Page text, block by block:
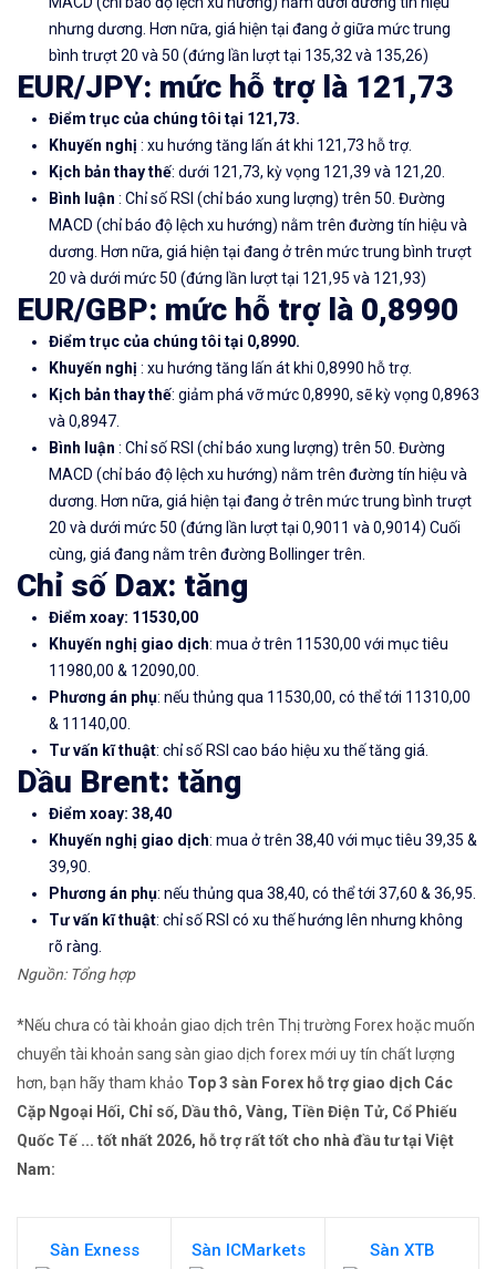
nhưng dương. Hơn nữa, giá hiện tại đang ở giữa mức trung
bình trượt 20 và 50 (đứng lần lượt tại 135,32 và 135,26)
EUR/JPY: mức hỗ trợ là 121,73
Điểm trục của chúng tôi tại 121,73.
Khuyến nghị : xu hướng tăng lấn át khi 121,73 hỗ trợ.
Kịch bản thay thế: dưới 121,73, kỳ vọng 121,39 và 121,20.
Bình luận : Chỉ số RSI (chỉ báo xung lượng) trên 50. Đường
MACD (chỉ báo độ lệch xu hướng) nằm trên đường tín hiệu và
dương. Hơn nữa, giá hiện tại đang ở trên mức trung bình trượt
20 và dưới mức 50 (đứng lần lượt tại 121,95 và 121,93)
EUR/GBP: mức hỗ trợ là 0,8990
Điểm trục của chúng tôi tại 0,8990.
Khuyến nghị : xu hướng tăng lấn át khi 0,8990 hỗ trợ.
Kịch bản thay thế: giảm phá vỡ mức 0,8990, sẽ kỳ vọng 0,8963
và 0,8947.
Bình luận : Chỉ số RSI (chỉ báo xung lượng) trên 50. Đường
MACD (chỉ báo độ lệch xu hướng) nằm trên đường tín hiệu và
dương. Hơn nữa, giá hiện tại đang ở trên mức trung bình trượt
20 và dưới mức 50 (đứng lần lượt tại 0,9011 và 0,9014) Cuối
cùng, giá đang nằm trên đường Bollinger trên.
Chỉ số Dax: tăng
Điểm xoay: 11530,00
Khuyến nghị giao dịch: mua ở trên 11530,00 với mục tiêu
11980,00 & 12090,00.
Phương án phụ: nếu thủng qua 11530,00, có thể tới 11310,00
& 11140,00.
Tư vấn kĩ thuật: chỉ số RSI cao báo hiệu xu thế tăng giá.
Dầu Brent: tăng
Điểm xoay: 38,40
Khuyến nghị giao dịch: mua ở trên 38,40 với mục tiêu 39,35 &
39,90.
Phương án phụ: nếu thủng qua 38,40, có thể tới 37,60 & 36,95.
Tư vấn kĩ thuật: chỉ số RSI có xu thế hướng lên nhưng không
rõ ràng.
Nguồn: Tổng hợp
*Nếu chưa có tài khoản giao dịch trên Thị trường Forex hoặc muốn
chuyển tài khoản sang sàn giao dịch forex mới uy tín chất lượng
hơn, bạn hãy tham khảo Top 3 sàn Forex hỗ trợ giao dịch Các
Cặp Ngoại Hối, Chỉ số, Dầu thô, Vàng, Tiền Điện Tử, Cổ Phiếu
Quốc Tế ... tốt nhất 2026, hỗ trợ rất tốt cho nhà đầu tư tại Việt
Nam:
Sàn Exness Sàn ICMarkets Sàn XTB